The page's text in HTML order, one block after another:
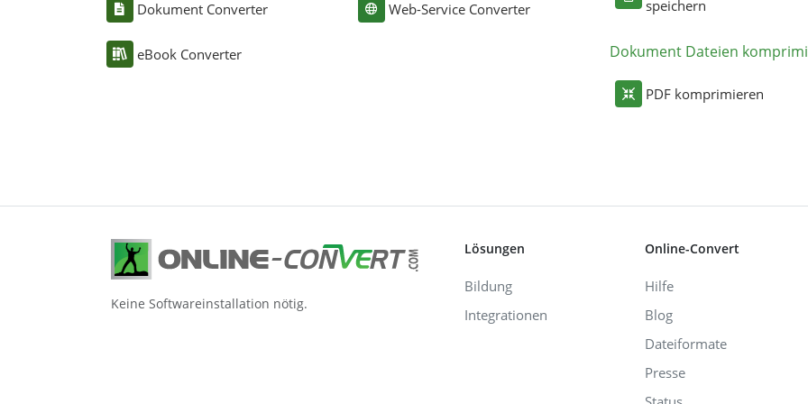
Dokument Converter
eBook Converter
Web-Service Converter speichern
Dokument Dateien
PDF komprimieren
Keine Softwareinstallation nötig.
Lösungen
Bildung
Integrationen
Online-Convert
Hilfe
Blog
Dateiformate
Presse